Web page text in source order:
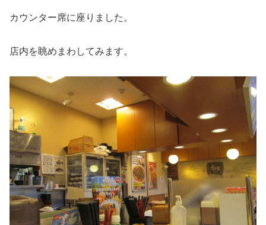
カウンター席に座りました。
店内を眺めまわしてみます。